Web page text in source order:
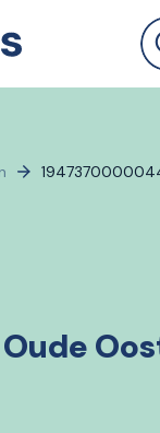
Oude